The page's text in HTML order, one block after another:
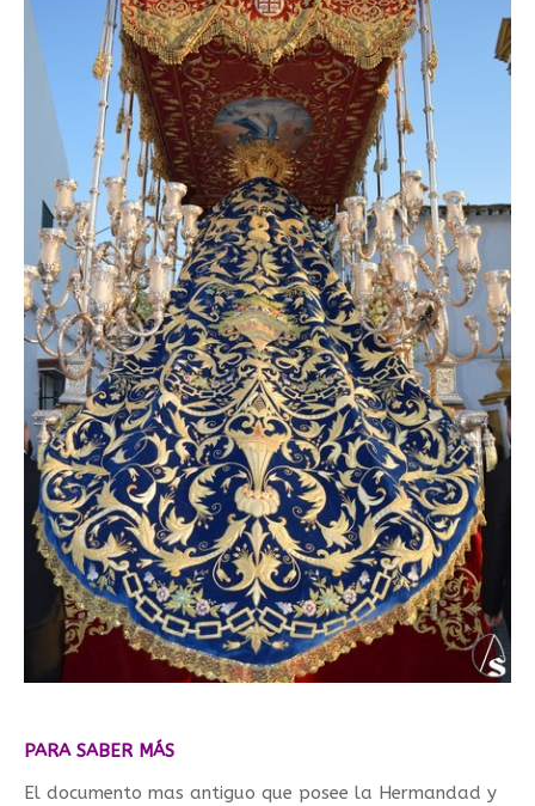
PARA SABER MÁS
El documento mas antiguo que posee la Hermandad y